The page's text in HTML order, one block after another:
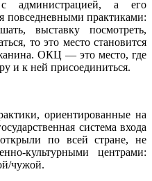
администрацией, а его
повседневными практиками:
выставку посмотреть,
то это место становится
ОКЦ — это место, где
и к ней присоединиться.
ориентированные на
система входа
по всей стране, не
культурными центрами:
чужой.